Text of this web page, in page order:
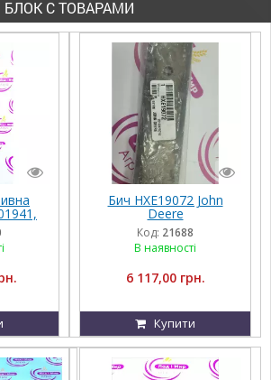
БЛОК С ТОВАРАМИ
0541
9760
Бич HXE19072 John
Deere
Код: 21688
В наявності
6 117,00 грн.
Купити